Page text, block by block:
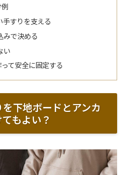
手すりを支える
みで決める
い
て安全に固定する
下地ボードとアンカ
もよい？